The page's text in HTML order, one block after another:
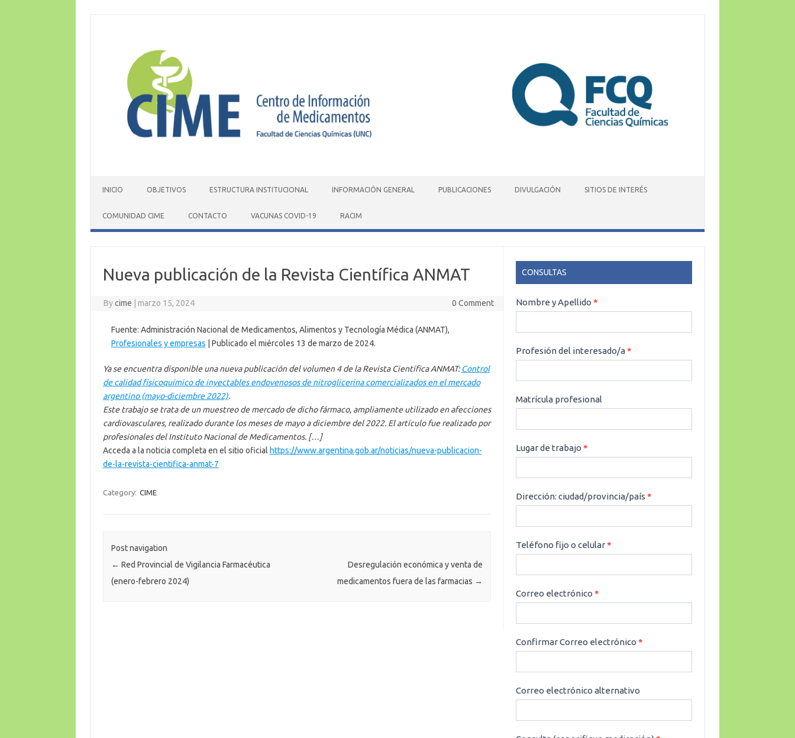
INICIO OBJETIVOS ESTRUCTURA INSTITUCIONAL INFORMACIÓN GENERAL PUBLICACIONES DIVULGACIÓN SITIOS DE INTERÉS
COMUNIDAD CIME CONTACTO VACUNAS COVID-19 RACIM
Nueva publicación de la Revista Científica ANMAT
Bycime marzo 15, 2024 0 Comment
Fuente: Administración Nacional de Medicamentos, Alimentos y Tecnología Médica (ANMAT),
Profesionales y empresas | Publicado el miércoles 13 de marzo de 2024.
Ya se encuentra disponible una nueva publicación del volumen 4 de la Revista Científica ANMAT:Control
de calidad fisicoquímico de inyectables endovenosos de nitroglicerina comercializados en el mercado
argentino (mayo-diciembre 2022).
Este trabajo se trata de un muestreo de mercado de dicho fármaco, ampliamente utilizado en afecciones
cardiovasculares, realizado durante los meses de mayo a diciembre del 2022. El artículo fue realizado por
profesionales del Instituto Nacional de Medicamentos. […]
Acceda a la noticia completa en el sitio oficial https://www.argentina.gob.ar/noticias/nueva-publicacion-
de-la-revista-cientifica-anmat-7
Category: CIME
Post navigation
← Red Provincial de Vigilancia Farmacéutica
(enero-febrero 2024)
Desregulación económica y venta de
medicamentos fuera de las farmacias →
CONSULTAS
CONSULTAS
Nombre y Apellido*
Profesión del interesado/a*
Matrícula profesional
Lugar de trabajo*
Dirección: ciudad/provincia/país*
Teléfono fijo o celular*
Correo electrónico*
Confirmar Correo electrónico*
Correo electrónico alternativo